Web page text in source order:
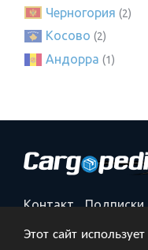
Этот сайт
Черногория (2)
Косово (2)
Андорра (1)
Контакт Подписки